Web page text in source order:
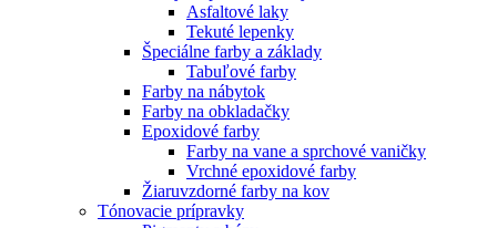
Asfaltové laky
Tekuté lepenky
Špeciálne farby a základy
Tabuľové farby
Farby na nábytok
Farby na obkladačky
Epoxidové farby
Farby na vane a sprchové vaničky
Vrchné epoxidové farby
Žiaruvzdorné farby na kov
Tónovacie prípravky